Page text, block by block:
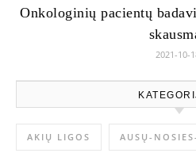
Onkologinių pacientų
2021-10-
AKIŲ LIGOS AUSŲ-